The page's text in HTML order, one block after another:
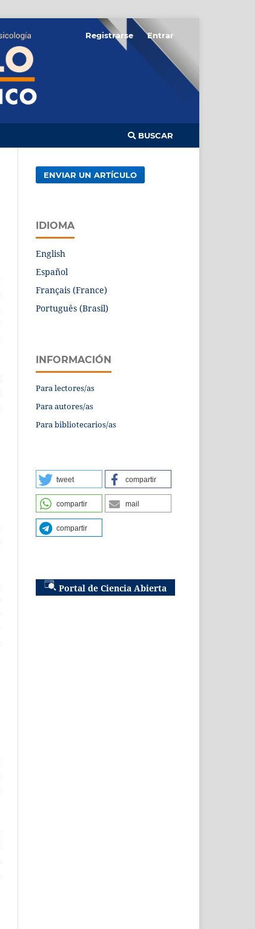
BUSCAR
Registrarse Entrar
ENVIAR UN ARTÍCULO
IDIOMA
English
Español
Français (France)
Português (Brasil)
INFORMACIÓN
Para lectores/as
Para autores/as
Para bibliotecarios/as
tweet compartir
compartir mail
compartir
Portal de Ciencia Abierta